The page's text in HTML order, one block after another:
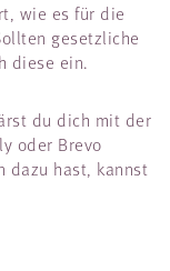
wie es für die
gesetzliche
diese ein.
du dich mit der
oder Brevo
dazu hast, kannst